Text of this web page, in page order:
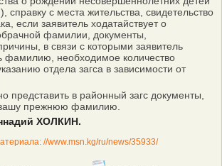
справку с места жительства, свидетельство
если заявитель ходатайствует о
фамилии, документы,
в связи с которыми заявитель
фамилию, необходимое количество
отдела загса в зависимости от
представить в районный загс документы,
прежнюю фамилию.
ХОЛКИН.
//www.msn.kg/ru/news/35933/